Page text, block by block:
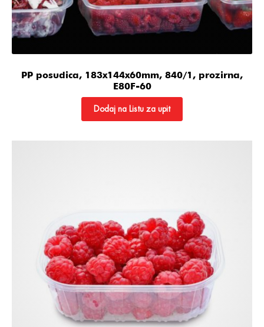
PP posudica, 183x144x60mm, 840/1, prozirna,
E80F-60
Dodaj na Listu za upit